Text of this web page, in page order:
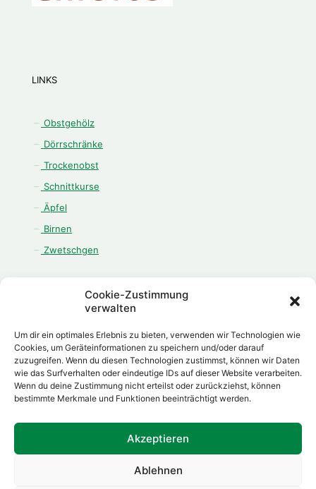
Cookie-Zustimmung
verwalten
Um dir ein optimales Erlebnis zu bieten, verwenden wir Technologien wie
Cookies, um Geräteinformationen zu speichern und/oder darauf
zuzugreifen. Wenn du diesen Technologien zustimmst, können wir Daten
wie das Surfverhalten oder eindeutige IDs auf dieser Website verarbeiten.
Wenn du deine Zustimmung nicht erteilst oder zurückziehst, können
bestimmte Merkmale und Funktionen beeinträchtigt werden.
Akzeptieren
Ablehnen
LINKS
Obstgehölz
Dörrschränke
Trockenobst
Schnittkurse
Äpfel
Birnen
Zwetschgen
ÖFFNUNGSZEITEN
Montag - Freitag:
08.00 Uhr - 12.00 Uhr
13.00 Uhr - 18.00 Uhr
Samstag: